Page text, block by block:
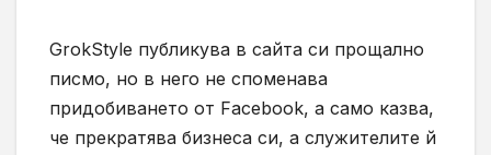
GrokStyle публикува в сайта си прощално
писмо, но в него не споменава
придобиването от Facebook, а само казва,
че прекратява бизнеса си, а служителите й